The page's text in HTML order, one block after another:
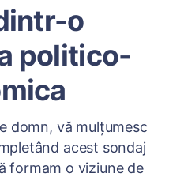
o
politico-
domn, vă mulțumesc
acest sondaj
formam o viziune de